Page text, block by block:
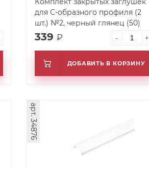
для С-образного профиля (2
шт.) №2, черный глянец (50)
339 ₽ - +
ДОБАВИТЬ В КОРЗИНУ
арт. 34876